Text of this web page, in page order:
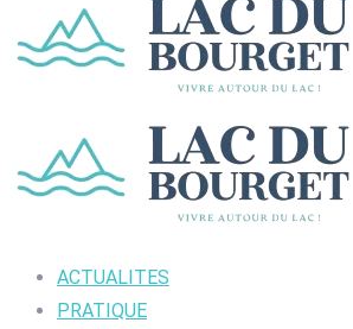
ACTUALITES
PRATIQUE